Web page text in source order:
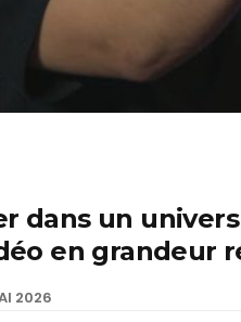
dans un
en grandeur
2026